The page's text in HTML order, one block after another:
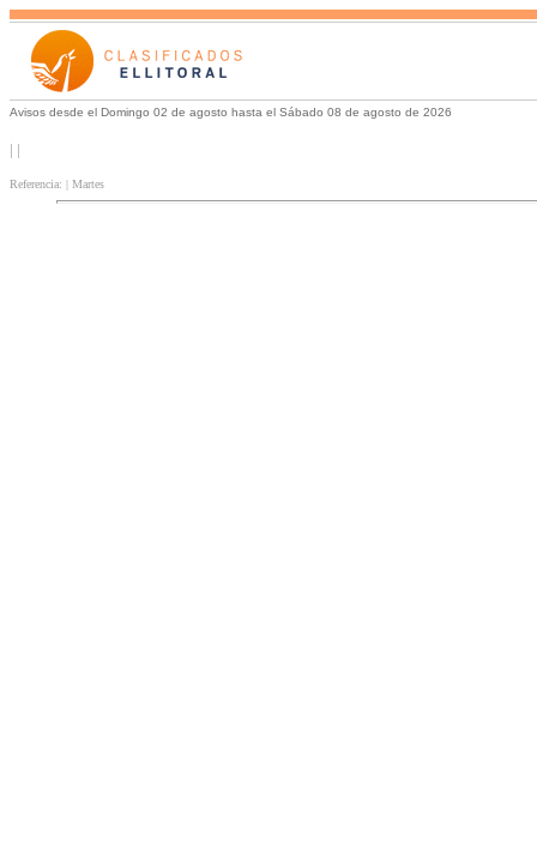
Avisos desde el Domingo 02 de agosto hasta el Sábado 08 de agosto de 2026
| |
Referencia: | Martes